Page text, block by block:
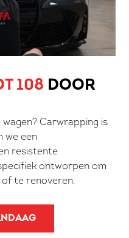
108 DOOR
wagen? Carwrapping is
we een
resistente
ontworpen om
te renoveren.